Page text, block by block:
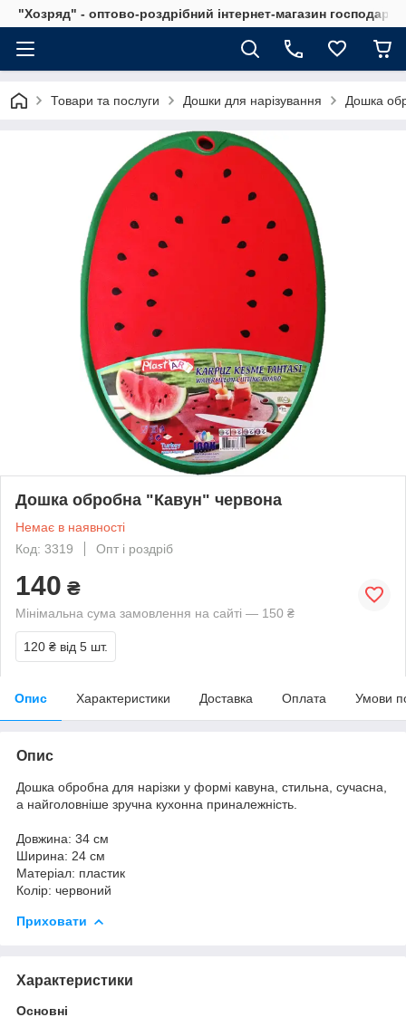
"Хозряд" - оптово-роздрібний інтернет-магазин
Товари та послуги Дошки для нарізування Дошка
Дошка обробна "Кавун" червона
Немає в наявності
Код: 3319
Опт і роздріб
140 ₴
Мінімальна сума замовлення на сайті — 150 ₴
120 ₴ від 5 шт.
Опис Характеристики Доставка Оплата Умови
Опис
Дошка обробна для нарізки у формі кавуна, стильна, сучасна,
а найголовніше зручна кухонна приналежність.
Довжина: 34 см
Ширина: 24 см
Матеріал: пластик
Колір: червоний
Приховати
Характеристики
Основні